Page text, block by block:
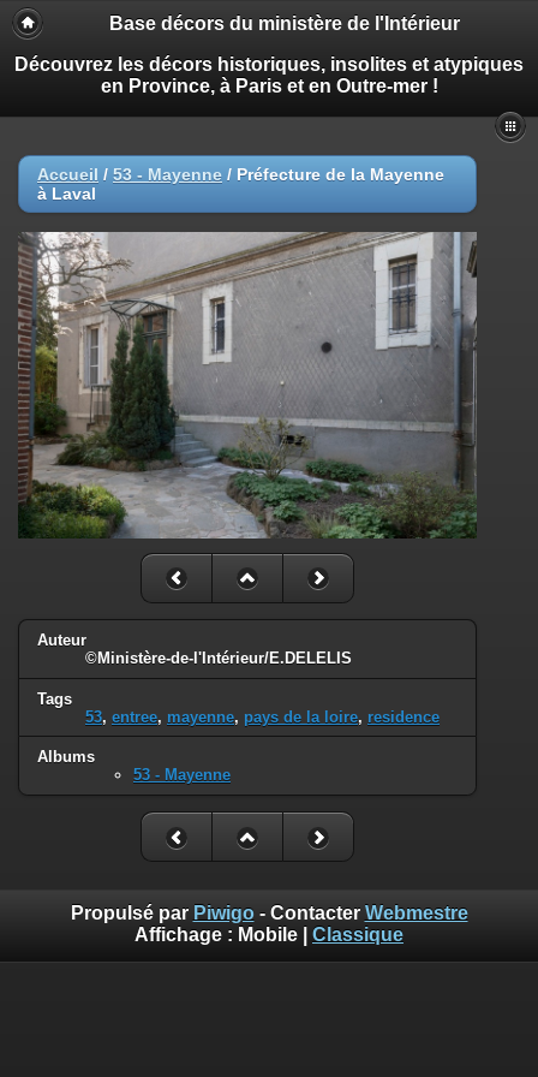
Base décors du ministère de l'Intérieur
Découvrez les décors historiques, insolites et atypiques
en Province, à Paris et en Outre-mer !
Accueil / 53 - Mayenne / Préfecture de la Mayenne
à Laval
Auteur
©Ministère-de-l'Intérieur/E.DELELIS
Tags
53, entree, mayenne, pays de la loire, residence
Albums
53 - Mayenne
Propulsé par Piwigo- Contacter Webmestre
Affichage : Mobile Classique